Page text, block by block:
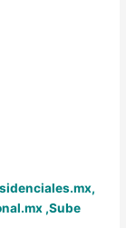
,
,Sube